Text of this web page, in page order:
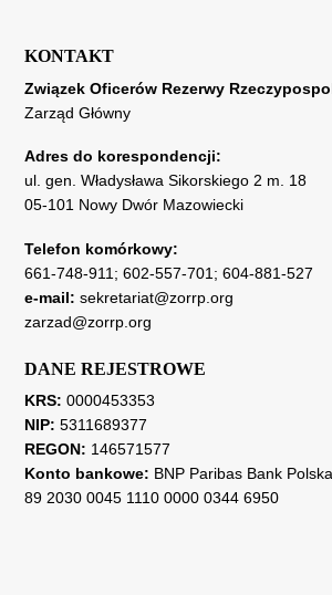
KONTAKT
Związek Oficerów Rezerwy
Zarząd Główny
Adres do korespondencji:
ul. gen. Władysława Sikorskiego 2 m. 18
05-101 Nowy Dwór Mazowiecki
Telefon komórkowy:
661-748-911 ; 602-557-701 ; 604-881-527
e-mail: sekretariat@zorrp.org
zarzad@zorrp.org
DANE REJESTROWE
KRS: 0000453353
NIP: 5311689377
REGON: 146571577
Konto bankowe: BNP Paribas Bank
89 2030 0045 1110 0000 0344 6950